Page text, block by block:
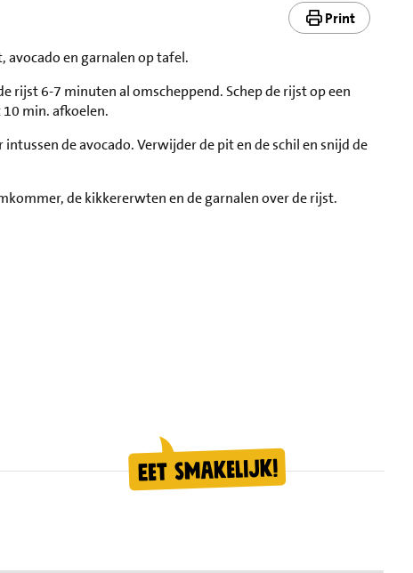
Print
avocado en garnalen op tafel.
rijst 6-7 minuten al omscheppend. Schep de rijst op een
min. afkoelen.
de avocado. Verwijder de pit en de schil en snijd de
de kikkererwten en de garnalen over de rijst.